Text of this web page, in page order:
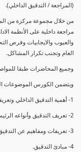
(المراجعة / التدقيق الداخلي).
من خلال مجموعة مركزة من
مراجعة داخلية على الأنظمة
والعيوب والايجابيات وفرص
العام وتجنب تكرار المشاكل.
وجميع المحاضرات طبقا للمواصفة
ويتضمن الكورس الموضوعات
1- أهمية التدقيق الداخلي وتعريفه.
2- تعريف التدقيق وأنواعه الرئيسية.
3- تعريفات ومفاهيم عن التدقيق الداخلي.
4- مبادئ التدقيق.